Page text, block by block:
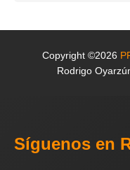
Copyright ©2026
Rodrigo
Síguenos en